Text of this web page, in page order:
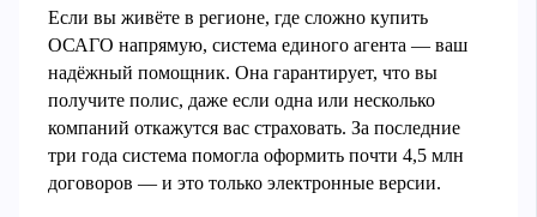
Если вы живёте в регионе, где сложно купить
ОСАГО напрямую, система единого агента — ваш
надёжный помощник. Она гарантирует, что вы
получите полис, даже если одна или несколько
компаний откажутся вас страховать. За последние
три года система помогла оформить почти 4,5 млн
договоров — и это только электронные версии.